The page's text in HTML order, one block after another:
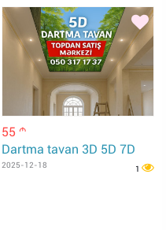
55 m
Dartma tavan 3D 5D 7D
2025-12-18 1